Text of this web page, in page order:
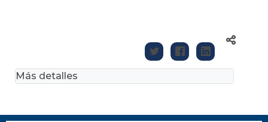
Más detalles